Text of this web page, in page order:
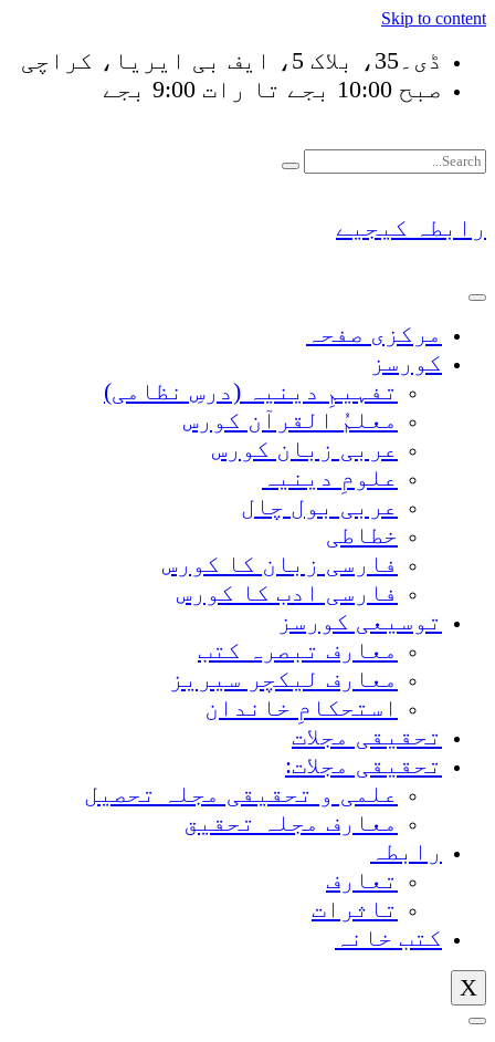
Skip to content
ڈی۔35، بلاک 5، ایف بی ایریا، کراچی
صبح 10:00 بجے تا رات 9:00 بجے
رابطہ کیجیے
مرکزی صفحہ
کورسز
تفہیمِ دینیہ (درسِ نظامی)
معلمُ القرآن کورس
عربی زبان کورس
علومِ دینیہ
عربی بول چال
خطاطی
فارسی زبان کا کورس
فارسی ادب کا کورس
توسیعی کورسز
معارف تبصرہ کتب
معارف لیکچر سیریز
استحکامِ خاندان
تحقیقی مجلات
تحقیقی مجلات:
علمی و تحقیقی مجلہ تحصیل
معارف مجلہ تحقیق
رابطہ
تعارف
تاثرات
کتب خانہ
X